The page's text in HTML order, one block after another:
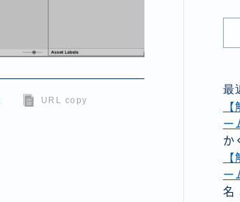
URL copy
最
ー
か
ー
名